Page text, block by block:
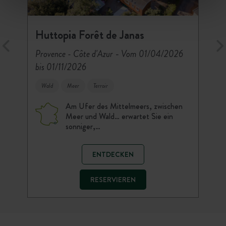
Alabasterküste, ganz nahe an die…
ENTDECKEN
in Saint-Trojan-les-Bains, empfängt
Sie der Campingplatz…
ENTDECKEN
zwischen Médoc und dem Atlantik am
Ufer des…
ENTDECKEN
Schwimmbad erwartet Sie am
Schnittpunkt der…
Huttopia Forêt de Janas
Provence - Côte d'Azur - Vom 01/04/2026
bis 01/11/2026
Wald Meer Terroir
Am Ufer des Mittelmeers, zwischen
Meer und Wald… erwartet Sie ein
sonniger,…
ENTDECKEN
RESERVIEREN